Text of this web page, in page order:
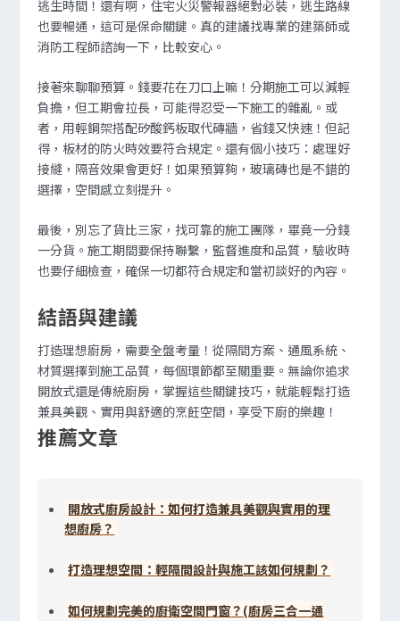
逃生時間！還有啊，住宅火災警報器絕對必裝，逃生路線
也要暢通，這可是保命關鍵。真的建議找專業的建築師或
消防工程師諮詢一下，比較安心。
接著來聊聊預算。錢要花在刀口上嘛！分期施工可以減輕
負擔，但工期會拉長，可能得忍受一下施工的雜亂。或
者，用輕鋼架搭配矽酸鈣板取代磚牆，省錢又快速！但記
得，板材的防火時效要符合規定。還有個小技巧：處理好
接縫，隔音效果會更好！如果預算夠，玻璃磚也是不錯的
選擇，空間感立刻提升。
最後，別忘了貨比三家，找可靠的施工團隊，畢竟一分錢
一分貨。施工期間要保持聯繫，監督進度和品質，驗收時
也要仔細檢查，確保一切都符合規定和當初談好的內容。
結語與建議
打造理想廚房，需要全盤考量！從隔間方案、通風系統、
材質選擇到施工品質，每個環節都至關重要。無論你追求
開放式還是傳統廚房，掌握這些關鍵技巧，就能輕鬆打造
兼具美觀、實用與舒適的烹飪空間，享受下廚的樂趣！
推薦文章
開放式廚房設計：如何打造兼具美觀與實用的理
想廚房？
打造理想空間：輕隔間設計與施工該如何規劃？
如何規劃完美的廚衛空間門窗？(廚房三合一通